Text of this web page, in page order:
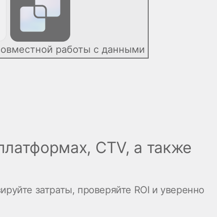
работы с данными
CTV, а также
затраты, проверяйте ROI и уверенно